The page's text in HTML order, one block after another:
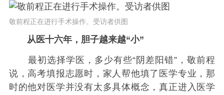
敬前程正在进行手术操作。受访者供图
从医十六年，胆子越来越“小”
最初选择学医，多少有些“阴差阳错”，敬前程
说，高考填报志愿时，家人帮他填了医学专业，那
时的他对医学并没有太多具体概念，真正进入医学